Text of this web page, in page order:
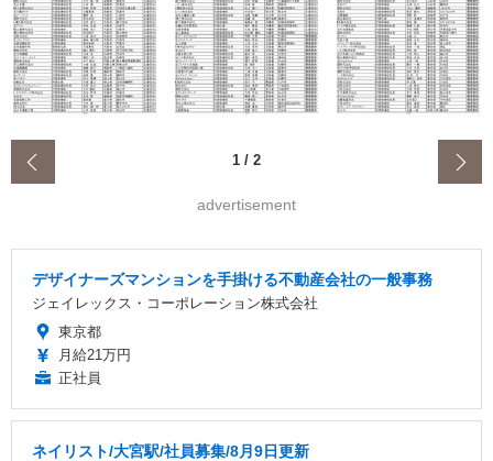
1 / 2
advertisement
デザイナーズマンションを手掛ける不動産会社の一般事務
ジェイレックス・コーポレーション株式会社
東京都
月給21万円
正社員
ネイリスト/大宮駅/社員募集/8月9日更新